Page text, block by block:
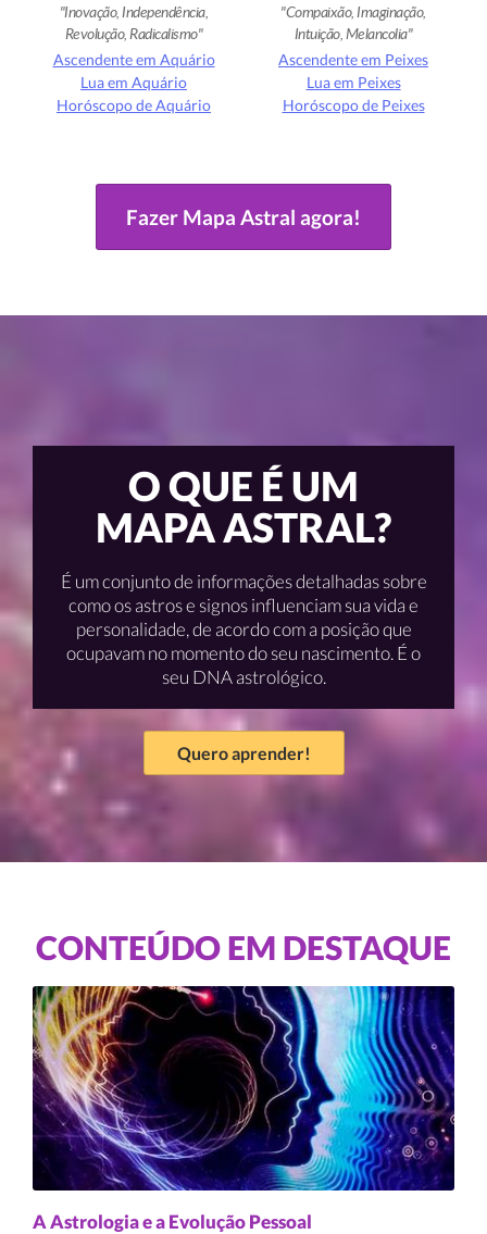
Inovação, Independência,
Revolução, Radicalismo
Ascendente em Aquário
Lua em Aquário
Horóscopo de Aquário
Compaixão, Imaginação,
Intuição, Melancolia
Ascendente em Peixes
Lua em Peixes
Horóscopo de Peixes
Fazer Mapa Astral agora!
O QUE É UM
MAPA ASTRAL?
É um conjunto de informações detalhadas sobre
como os astros e signos influenciam sua vida e
personalidade, de acordo com a posição que
ocupavam no momento do seu nascimento. É o
seu DNA astrológico.
Quero aprender!
CONTEÚDO EM DESTAQUE
A Astrologia e a Evolução Pessoal